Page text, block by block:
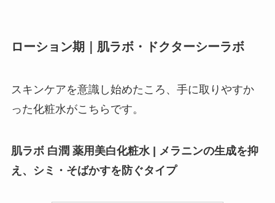
ローション期｜肌ラボ・ドクターシーラボ
スキンケアを意識し始めたころ、手に取りやすか
った化粧水がこちらです。
肌ラボ 白潤 薬用美白化粧水 | メラニンの生成を抑
え、シミ・そばかすを防ぐタイプ